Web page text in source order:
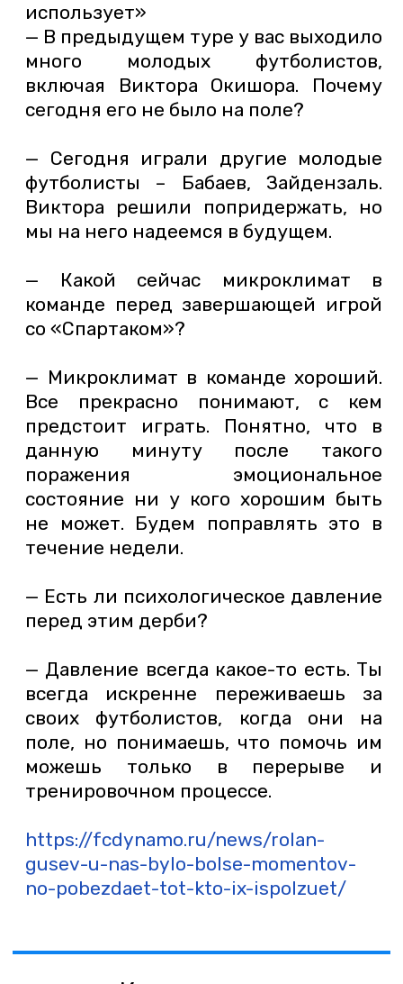
использует»
— В предыдущем туре у вас выходило
много молодых футболистов,
включая Виктора Окишора. Почему
сегодня его не было на поле?
— Сегодня играли другие молодые
футболисты – Бабаев, Зайдензаль.
Виктора решили попридержать, но
мы на него надеемся в будущем.
— Какой сейчас микроклимат в
команде перед завершающей игрой
со «Спартаком»?
— Микроклимат в команде хороший.
Все прекрасно понимают, с кем
предстоит играть. Понятно, что в
данную минуту после такого
поражения эмоциональное
состояние ни у кого хорошим быть
не может. Будем поправлять это в
течение недели.
— Есть ли психологическое давление
перед этим дерби?
— Давление всегда какое-то есть. Ты
всегда искренне переживаешь за
своих футболистов, когда они на
поле, но понимаешь, что помочь им
можешь только в перерыве и
тренировочном процессе.
https://fcdynamo.ru/news/rolan-
gusev-u-nas-bylo-bolse-momentov-
no-pobezdaet-tot-kto-ix-ispolzuet/